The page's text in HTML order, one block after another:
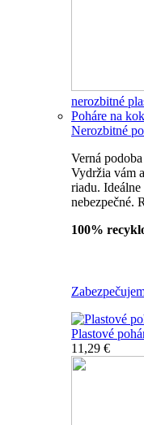
nerozbitné
Poháre na
Nerozbitné
Verná
Vydržia vám
riadu. Ideálne
nebezpečné.
100%
Plastové
11,29 €